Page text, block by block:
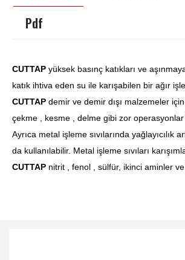
Pdf
CUTTAP yüksek basınç katıkları ve
katık ihtiva eden su ile karışabilen bir ağır
CUTTAP demir ve demir dışı malzemeler
çekme , kesme , delme gibi zor operasyonlar
Ayrıca metal işleme sıvılarında yağlayıcılık
da kullanılabilir. Metal işleme sıvıları
CUTTAP nitrit , fenol , sülfür, ikinci aminler